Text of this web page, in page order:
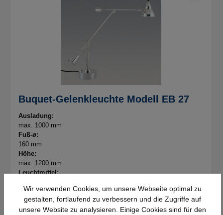
Buquet-Gelenkleuchte Modell EB 27
Ausladung:
max. 1000 mm
Fuß-ø:
160 mm
Höhe:
max. 1200 mm
Leuchtmittel:
eClass:
27110310
Wir verwenden Cookies, um unsere Webseite optimal zu
gestalten, fortlaufend zu verbessern und die Zugriffe auf
unsere Website zu analysieren. Einige Cookies sind für den